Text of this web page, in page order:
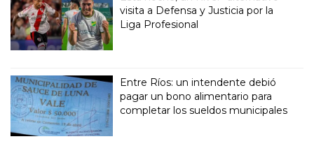
visita a Defensa y Justicia por la
Liga Profesional
Entre Ríos: un intendente debió
pagar un bono alimentario para
completar los sueldos municipales